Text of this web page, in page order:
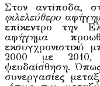
Στον αντίποδα,
φιλελεύθερο
επίκεντρο την
αφήγημα
εκσυγχρονιστικό
2000 με 2010,
ψευδαίσθηση.
συνεργασίες